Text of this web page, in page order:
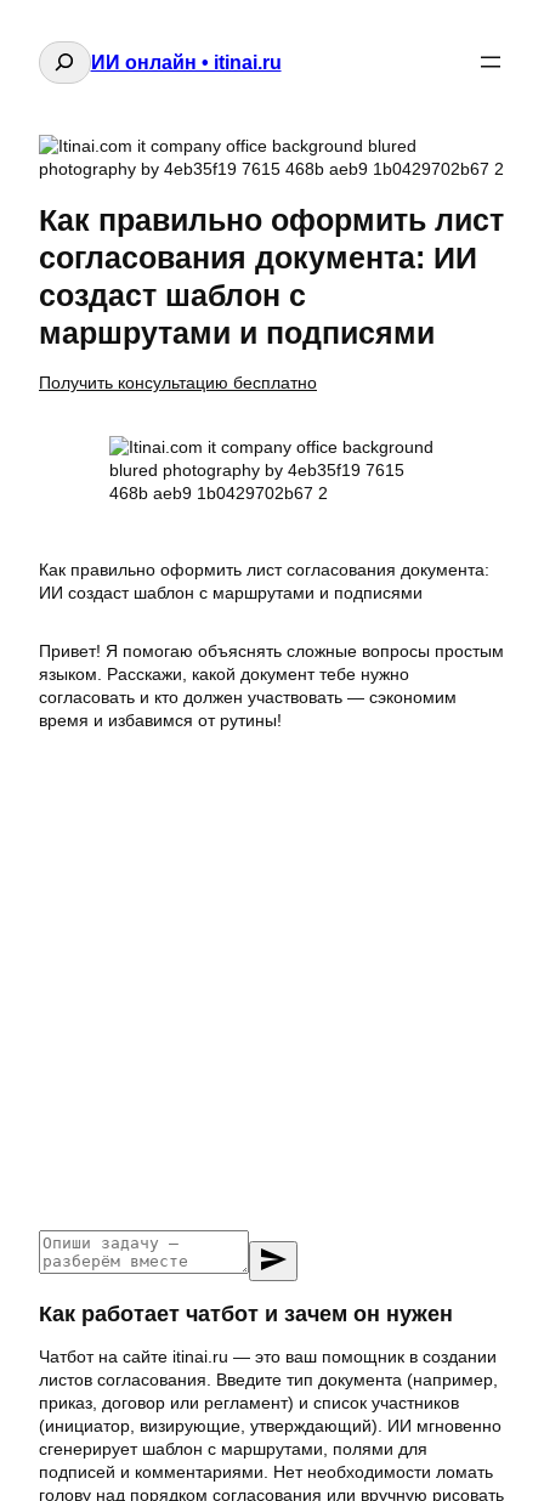
Поиск
ИИ онлайн • itinai.ru
Как правильно оформить лист
согласования документа: ИИ
создаст шаблон с
маршрутами и подписями
Получить консультацию бесплатно
Как правильно оформить лист согласования документа:
ИИ создаст шаблон с маршрутами и подписями
Привет! Я помогаю объяснять сложные вопросы простым
языком. Расскажи, какой документ тебе нужно
согласовать и кто должен участвовать — сэкономим
время и избавимся от рутины!
send
Как работает чатбот и зачем он нужен
Чатбот на сайте itinai.ru — это ваш помощник в создании
листов согласования. Введите тип документа (например,
приказ, договор или регламент) и список участников
(инициатор, визирующие, утверждающий). ИИ мгновенно
сгенерирует шаблон с маршрутами, полями для
подписей и комментариями. Нет необходимости ломать
голову над порядком согласования или вручную рисовать